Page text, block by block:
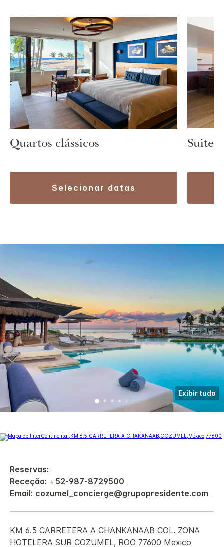
Quartos clássicos
selecionar datas
Suite
Exibir tudo
Reservas:
Receção: +52-987-8729500
Email: cozumel_concierge@grupopresidente.com
KM 6.5 CARRETERA A CHANKANAAB COL. ZONA
HOTELERA SUR COZUMEL, ROO 77600 Mexico